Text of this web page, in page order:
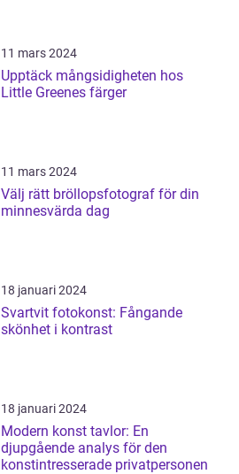
11 mars 2024
Upptäck mångsidigheten hos
Little Greenes färger
11 mars 2024
Välj rätt bröllopsfotograf för din
minnesvärda dag
18 januari 2024
Svartvit fotokonst: Fångande
skönhet i kontrast
18 januari 2024
Modern konst tavlor: En
djupgående analys för den
konstintresserade privatpersonen